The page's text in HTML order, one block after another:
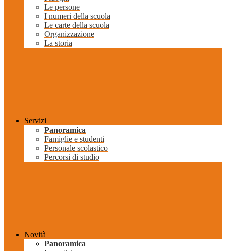
Le persone
I numeri della scuola
Le carte della scuola
Organizzazione
La storia
Servizi
Panoramica
Famiglie e studenti
Personale scolastico
Percorsi di studio
Novità
Panoramica